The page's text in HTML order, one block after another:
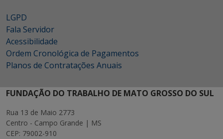
LGPD
Fala Servidor
Acessibilidade
Ordem Cronológica de Pagamentos
Planos de Contratações Anuais
FUNDAÇÃO DO TRABALHO DE MATO GROSSO DO SUL
Rua 13 de Maio 2773
Centro - Campo Grande | MS
CEP: 79002-910